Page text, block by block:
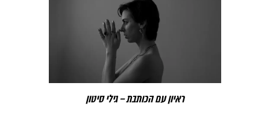
ראיון עם הכותבת – גילי סיטון